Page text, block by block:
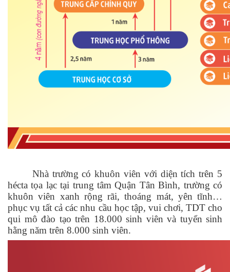
Nhà trường có khuôn viên với diện tích trên 5
hécta tọa lạc tại trung tâm Quận Tân Bình, trường có
khuôn viên xanh rộng rãi, thoáng mát, yên tĩnh…
phục vụ tất cả các nhu cầu học tập, vui chơi, TDT cho
qui mô đào tạo trên 18.000 sinh viên và tuyển sinh
hằng năm trên 8.000 sinh viên.